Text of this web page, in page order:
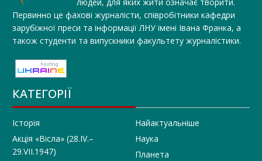
людей, для яких жити означає творити.
Первинно це фахові журналісти, співробітники кафедри
зарубіжної преси та інформації ЛНУ імені Івана Франка, а
також студенти та випускники факультету журналістики.
КАТЕГОРІЇ
Історія
Акція «Вісла» (28.IV.–
29.VII.1947)
Найактуальніше
Наука
Планета